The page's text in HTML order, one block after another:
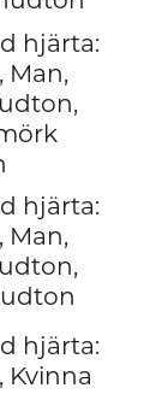
hjärta:
Man,
hjärta:
Man,
hjärta:
Kvinna